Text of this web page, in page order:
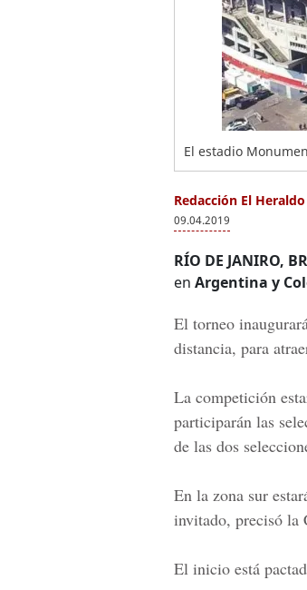
El estadio
Redacción El Heraldo
09.04.2019
RÍO DE JANIRO,
en Argentina y
El torneo
distancia, para
La competición
participarán las
de las dos
En la zona sur
invitado, precisó la
El inicio está